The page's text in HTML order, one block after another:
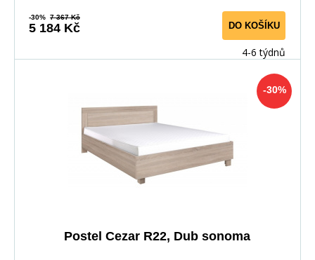
-30% 7 367 Kč
5 184 Kč DO KOŠÍKU
4-6 týdnů
-30%
Postel Cezar R22, Dub sonoma